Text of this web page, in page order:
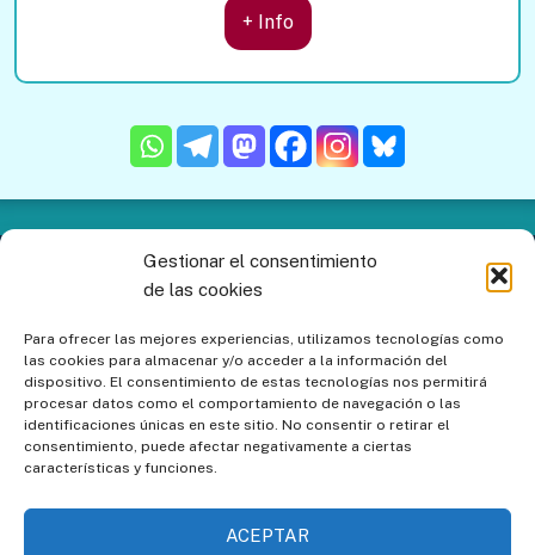
Gestionar el consentimiento
de las cookies
Para ofrecer las mejores experiencias, utilizamos tecnologías como
las cookies para almacenar y/o acceder a la información del
dispositivo. El consentimiento de estas tecnologías nos permitirá
procesar datos como el comportamiento de navegación o las
identificaciones únicas en este sitio. No consentir o retirar el
consentimiento, puede afectar negativamente a ciertas
características y funciones.
ACEPTAR
+ Info
Aviso legal
Política de cookies Mapa del sitio
Política de cookies (UE)